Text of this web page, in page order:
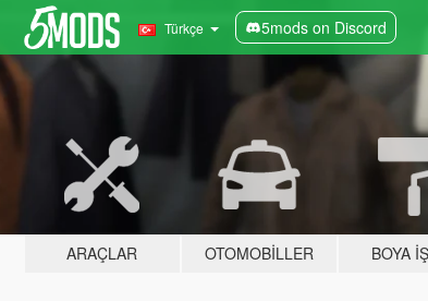
Türkçe 5mods on Discord
ARAÇLAR OTOMOBILLER BOYA